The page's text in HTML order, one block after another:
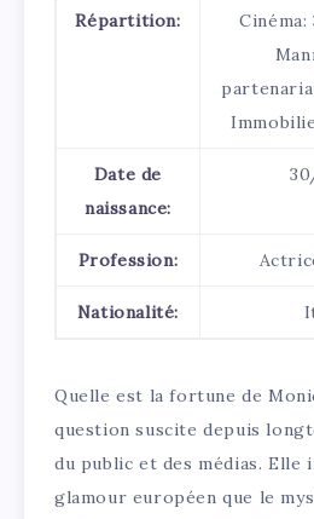
Répartition:
Cinéma:
Date de
naissance:
Profession:
Nationalité:
Quelle est la fortune de
question suscite depuis
du public et des médias. Elle
glamour européen que le